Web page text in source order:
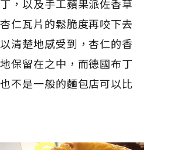
，以及手工蘋果派佐香草
仁瓦片的鬆脆度再咬下去
清楚地感受到，杏仁的香
保留在之中，而德國布丁
不是一般的麵包店可以比